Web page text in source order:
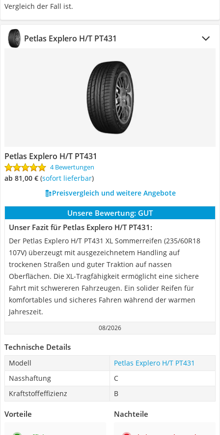
Vergleich der Fall ist.
Petlas Explero H/T PT431
Petlas Explero H/T PT431
4 Bewertungen
ab 81,00 € ( Sofort lieferbar)
Preisvergleich und weitere Angebote
Unsere Bewertung: GUT
Unser Fazit für Petlas Explero H/T PT431:
Der Petlas Explero H/T PT431 XL Sommerreifen (235/60R18
107V) überzeugt mit ausgezeichnetem Handling auf
trockenen Straßen und guter Traktion auf nassen
Oberflächen. Die XL-Tragfähigkeit ermöglicht eine sichere
Fahrt mit schwereren Fahrzeugen. Ein solider Reifen für
komfortables und sicheres Fahren während der warmen
Jahreszeit.
08/2026
Technische Details
Modell
Petlas Explero H/T PT431
Nasshaftung
C
Kraftstoffeffizienz
B
Vorteile Nachteile